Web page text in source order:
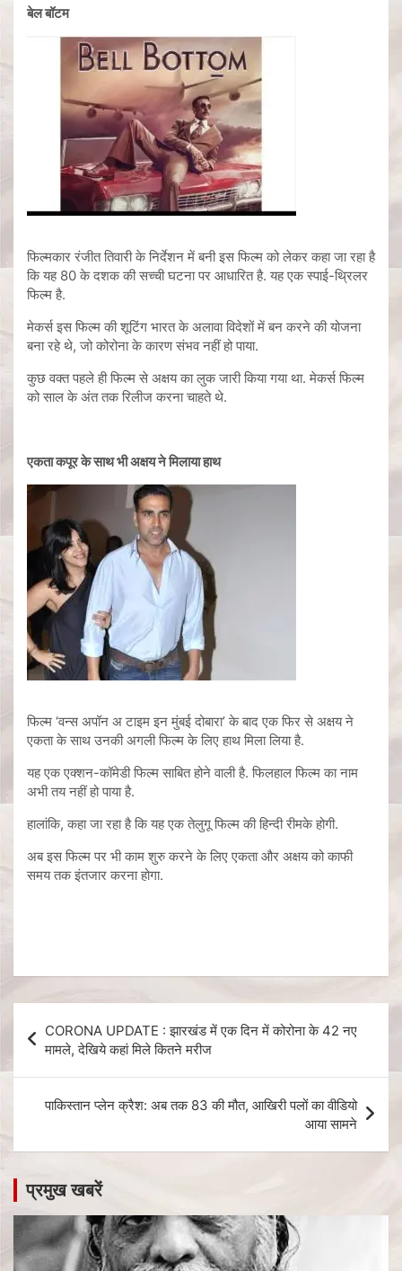
बेल बॉटम
फिल्मकार रंजीत तिवारी के निर्देशन में बनी इस फिल्म को लेकर कहा जा रहा है
कि यह 80 के दशक की सच्ची घटना पर आधारित है. यह एक स्पाई-थ्रिलर
फिल्म है.
मेकर्स इस फिल्म की शूटिंग भारत के अलावा विदेशों में बन करने की योजना
बना रहे थे, जो कोरोना के कारण संभव नहीं हो पाया.
कुछ वक्त पहले ही फिल्म से अक्षय का लुक जारी किया गया था. मेकर्स फिल्म
को साल के अंत तक रिलीज करना चाहते थे.
एकता कपूर के साथ भी अक्षय ने मिलाया हाथ
फिल्म ‘वन्स अपॉन अ टाइम इन मुंबई दोबारा’ के बाद एक फिर से अक्षय ने
एकता के साथ उनकी अगली फिल्म के लिए हाथ मिला लिया है.
यह एक एक्शन-कॉमेडी फिल्म साबित होने वाली है. फिलहाल फिल्म का नाम
अभी तय नहीं हो पाया है.
हालांकि, कहा जा रहा है कि यह एक तेलुगू फिल्म की हिन्दी रीमके होगी.
अब इस फिल्म पर भी काम शुरु करने के लिए एकता और अक्षय को काफी
समय तक इंतजार करना होगा.
CORONA UPDATE : झारखंड में एक दिन में कोरोना के 42 नए
मामले, देखिये कहां मिले कितने मरीज
पाकिस्तान प्लेन क्रैश: अब तक 83 की मौत, आखिरी पलों का वीडियो
आया सामने
प्रमुख खबरें